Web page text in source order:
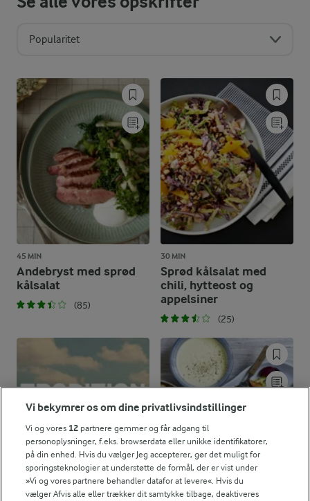
Popularitet
45 MIN
Andebryst med sprød
kålsalat
(85)
30 MIN
Sprød kålsalat med
chili, hytteost og
appelsiner
(25)
Vi bekymrer os om dine privatlivsindstillinger
Vi og vores 12 partnere gemmer og får adgang til
personoplysninger, f.eks. browserdata eller unikke identifikatorer,
på din enhed. Hvis du vælger Jeg accepterer, gør det muligt for
sporingsteknologier at understøtte de formål, der er vist under
»Vi og vores partnere behandler datafor at levere«. Hvis du
vælger Afvis alle eller trækker dit samtykke tilbage, deaktiveres